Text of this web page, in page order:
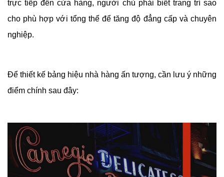
trực tiếp đến cửa hàng, người chủ phải biết trang trí sao
cho phù hợp với tổng thể để tăng độ đẳng cấp và chuyên
nghiệp.
Để thiết kế bảng hiệu nhà hàng ấn tượng, cần lưu ý những
điểm chính sau đây: